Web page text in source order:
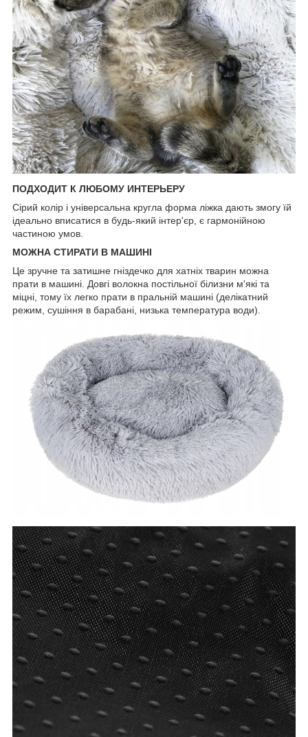
ПОДХОДИТ К ЛЮБОМУ ИНТЕРЬЕРУ
Сірий колір і універсальна кругла форма ліжка дають змогу їй
ідеально вписатися в будь-який інтер'єр, є гармонійною
частиною умов.
МОЖНА СТИРАТИ В МАШИНІ
Це зручне та затишне гніздечко для хатніх тварин можна
прати в машині. Довгі волокна постільної білизни м'які та
міцні, тому їх легко прати в пральній машині (делікатний
режим, сушіння в барабані, низька температура води).